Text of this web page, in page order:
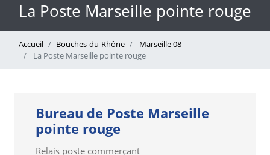
La Poste Marseille pointe rouge
Accueil Bouches-du-Rhône
Marseille 08
La Poste Marseille pointe rouge
Bureau de Poste Marseille
pointe rouge
Relais poste commerçant